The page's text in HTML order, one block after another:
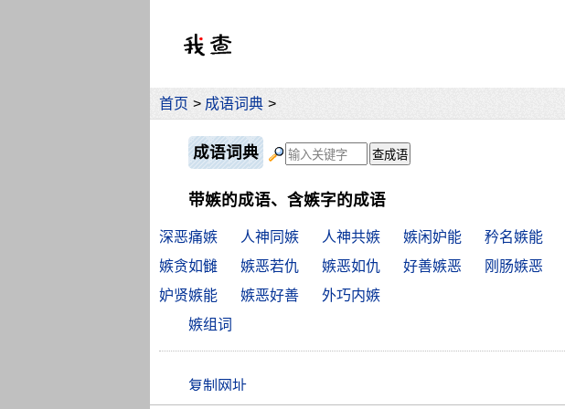
首页 > 成语词典 >
成语词典
带嫉的成语、含嫉字的成语
深恶痛嫉 人神同嫉 人神共嫉 嫉闲妒能 矜名嫉能
嫉贪如雠
嫉恶若仇 嫉恶如仇 好善嫉恶 刚肠嫉恶
妒贤嫉能
嫉恶好善
外巧内嫉
嫉组词